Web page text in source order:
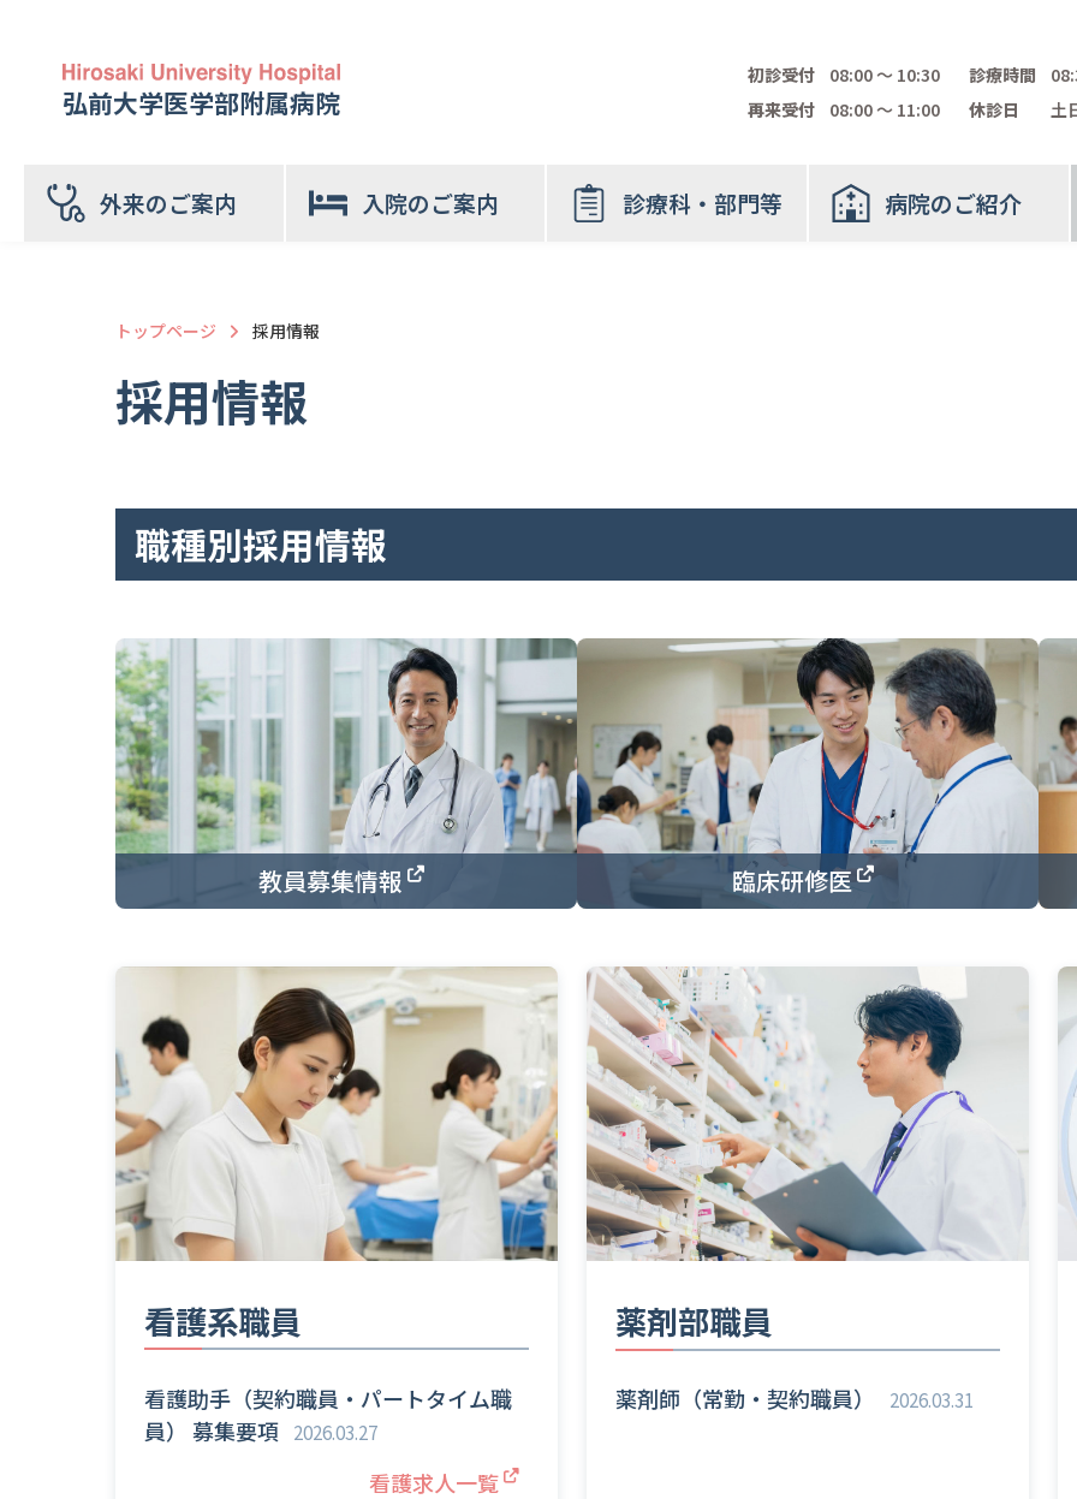
弘前大学医学部附属病院
初診受付 08:00 〜 10:30 診療時間
再来受付
08:00 〜 11:00 休診日 土
外来のご案内 入院のご案内 診療科・部門等 病院のご紹介
トップページ 採用情報
採用情報
職種別採用情報
教員募集情報 臨床研修医
看護系職員
看護助手（契約職員・パートタイム職
員） 募集要項 2026.03.27
看護求人一覧
薬剤部職員
薬剤師（常勤・契約職員） 2026.03.31